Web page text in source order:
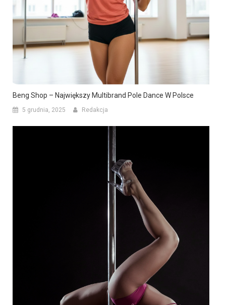
Beng Shop – Największy Multibrand Pole Dance W Polsce
5 grudnia, 2025 Redakcja